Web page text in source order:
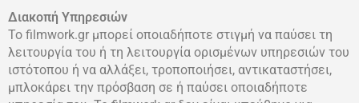
Διακοπή Υπηρεσιών
Το filmwork.gr μπορεί οποιαδήποτε στιγμή να παύσει τη
λειτουργία του ή τη λειτουργία ορισμένων υπηρεσιών του
ιστότοπου ή να αλλάξει, τροποποιήσει, αντικαταστήσει,
μπλοκάρει την πρόσβαση σε ή παύσει οποιαδήποτε